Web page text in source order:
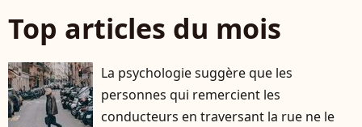
Top articles du mois
La psychologie suggère que les
personnes qui remercient les
conducteurs en traversant la rue ne le